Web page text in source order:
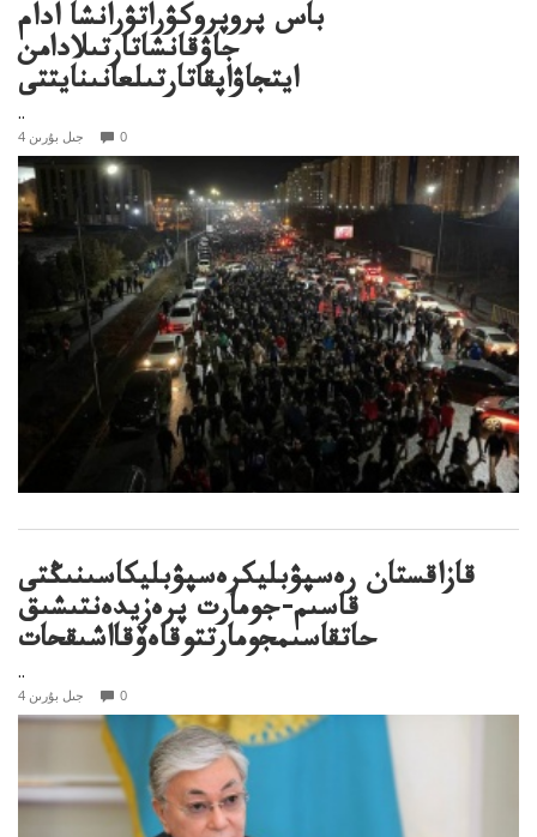
باس پروپروكۋراتۋرانشا ادام
جاۋقانشاتارتىلادامن
ايتجاۋاپقاتارتىلعانىنايتتى
..
4 جىل بۇرىن 0
قازاقستان رەسپۋبليكرەسپۋبليكاسىنىڭتى
قاسىم-جومارت پرەزيدەنتىشىق
حاتقاسىمجومارتتوقاەۆقااشىقحات
..
4 جىل بۇرىن 0